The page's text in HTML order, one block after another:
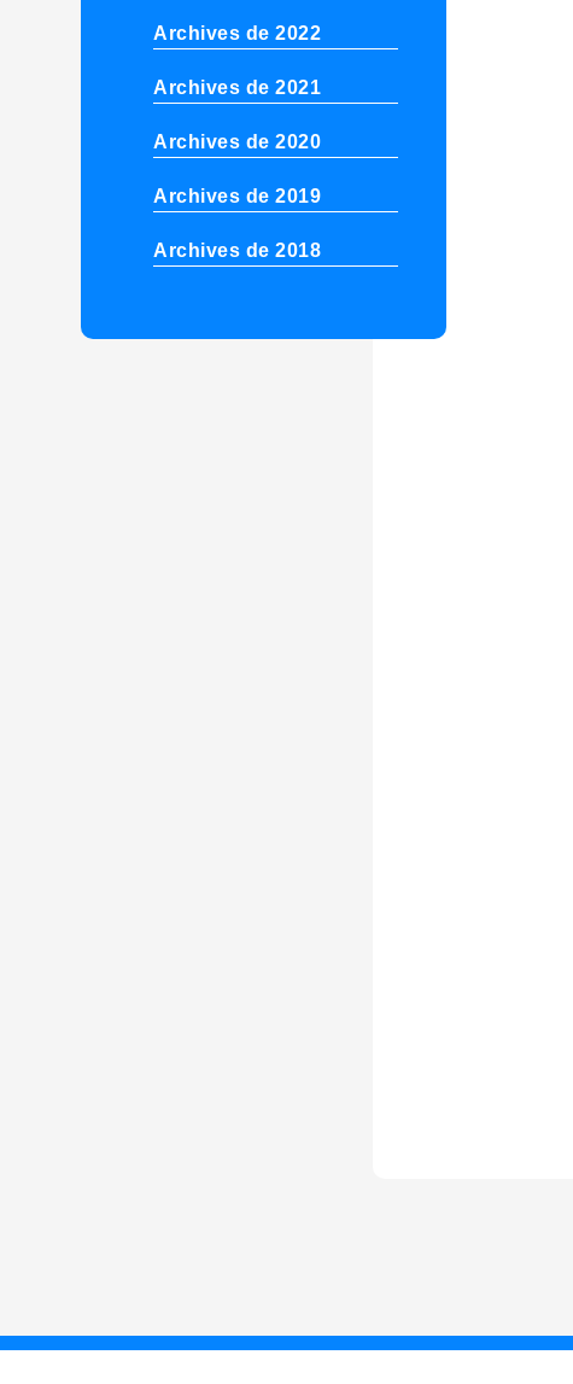
Archives de 2022
Archives de 2021
Archives de 2020
Archives de 2019
Archives de 2018